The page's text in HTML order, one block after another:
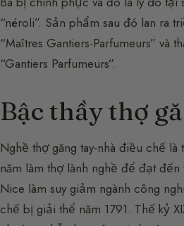
“néroli”. Sản phẩm sau đó lan ra
“Maîtres Gantiers-Parfumeurs”
“Gantiers Parfumeurs”.
Bậc thầy thợ
Nghề thợ găng tay-nhà điều chế
năm làm thợ lành nghề để đạt
Nice làm suy giảm ngành công
chế bị giải thể năm 1791. Thế kỷ